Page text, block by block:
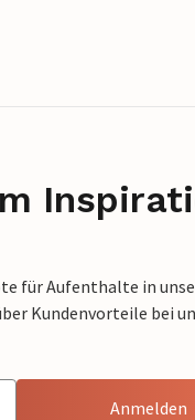
für Aufenthalte in
Kundenvorteile bei
Anmelden